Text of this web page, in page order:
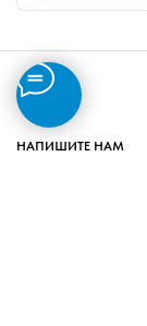
НАПИШИТЕ НАМ